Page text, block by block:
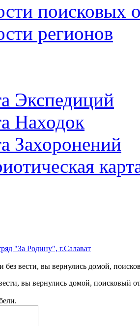
поисковых
регионов
Экспедиций
Находок
Захоронений
"За Родину", г.Салават
без вести, вы вернулись домой,
вы вернулись домой, поисковый